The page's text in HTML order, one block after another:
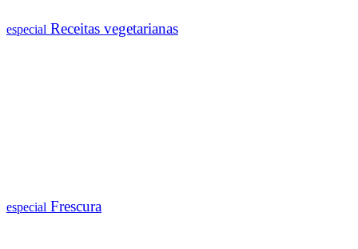
especial Receitas vegetarianas
especial Frescura